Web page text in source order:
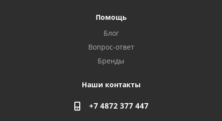
Помощь
Блог
Вопрос-ответ
Бренды
Наши контакты
+7 4872 377 447